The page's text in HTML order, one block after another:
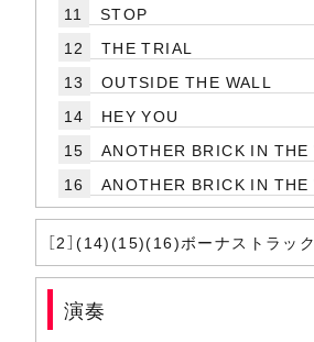
11
STOP
12
THE TRIAL
13
OUTSIDE THE WALL
14
HEY YOU
15
ANOTHER BRICK IN THE
16
ANOTHER BRICK IN THE
［2］(14)(15)(16)ボーナストラック
演奏